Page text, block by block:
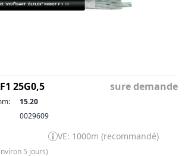
25G0,5 sure demande
15.20
0029609
VE: 1000m (recommandé)
5 jours)